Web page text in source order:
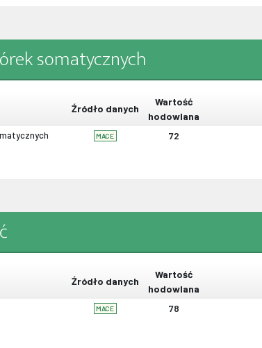
somatycznych
Źródło danych
Wartość
hodowlana
MACE 72
Źródło danych
Wartość
hodowlana
MACE 78